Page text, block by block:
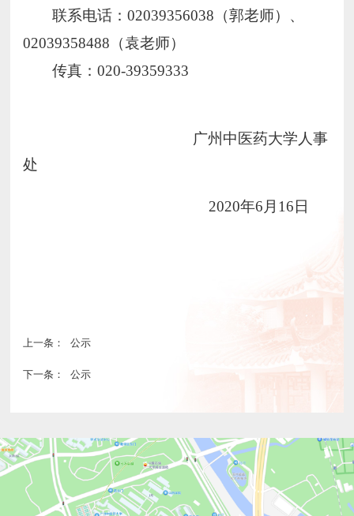
联系电话：02039356038（郭老师）、
02039358488（袁老师）
传真：020-39359333
广州中医药大学人事
处
2020年6月16日
上一条： 公示
下一条： 公示